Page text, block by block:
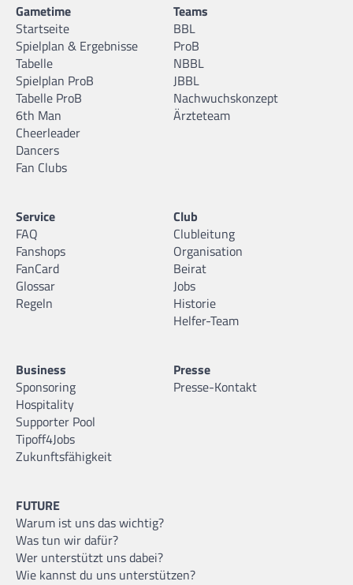
Gametime
Startseite
Spielplan & Ergebnisse
Tabelle
Spielplan ProB
Tabelle ProB
6th Man
Cheerleader
Dancers
Fan Clubs
Teams
BBL
ProB
NBBL
JBBL
Nachwuchskonzept
Ärzteteam
Service
FAQ
Fanshops
FanCard
Glossar
Regeln
Club
Clubleitung
Organisation
Beirat
Jobs
Historie
Helfer-Team
Business
Sponsoring
Hospitality
Supporter Pool
Tipoff4Jobs
Zukunftsfähigkeit
Presse
Presse-Kontakt
FUTURE
Warum ist uns das wichtig?
Was tun wir dafür?
Wer unterstützt uns dabei?
Wie kannst du uns unterstützen?